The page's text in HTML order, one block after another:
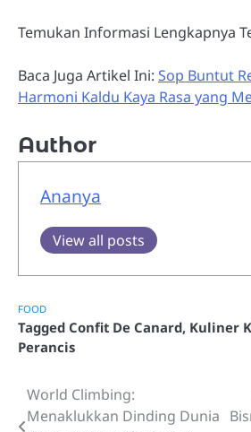
Temukan Informasi Lengkapnya
Baca Juga Artikel Ini: Sop Buntut
Harmoni Kaldu Kaya Rasa yang
Author
Ananya
View all posts
FOOD
Tagged Confit De Canard, Kuliner
Perancis
Post
World Climbing:
Menaklukkan Dinding Dunia